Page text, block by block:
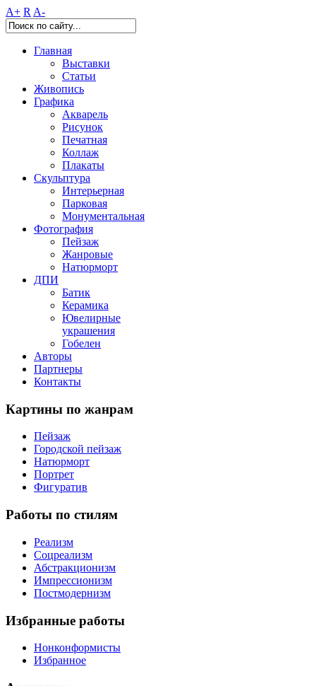
A+ R A-
Главная
Выставки
Статьи
Живопись
Графика
Акварель
Рисунок
Печатная
Коллаж
Плакаты
Скульптура
Интерьерная
Парковая
Монументальная
Фотография
Пейзаж
Жанровые
Натюрморт
ДПИ
Батик
Керамика
Ювелирные
украшения
Гобелен
Авторы
Партнеры
Контакты
Картины по жанрам
Пейзаж
Городской пейзаж
Натюрморт
Портрет
Фигуратив
Работы по стилям
Реализм
Соцреализм
Абстракционизм
Импрессионизм
Постмодернизм
Избранные работы
Нонконформисты
Избранное